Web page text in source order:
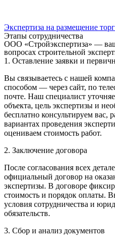
Экспертиза на размещение
Этапы сотрудничества
ООО «Стройэкспертиза» —
вопросах строительной
1. Оставление заявки и
Вы связываетесь с нашей
способом — через сайт, по
почте. Наш специалист
объекта, цель экспертизы и
бесплатно консультируем вас,
вариантах проведения
оцениваем стоимость работ.
2. Заключение договора
После согласования всех
официальный договор на
экспертизы. В договоре
стоимость и порядок оплаты.
условия сотрудничества и
обязательств.
3. Сбор и анализ документов